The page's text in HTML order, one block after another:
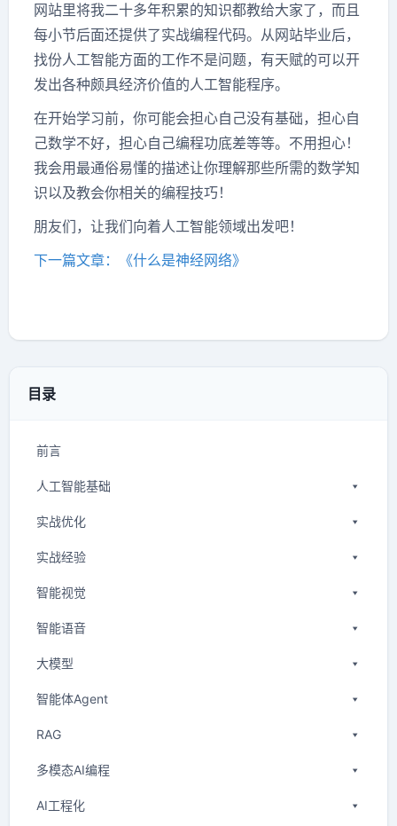
网站里将我二十多年积累的知识都教给大家了，而且
每小节后面还提供了实战编程代码。从网站毕业后，
找份人工智能方面的工作不是问题，有天赋的可以开
发出各种颇具经济价值的人工智能程序。
在开始学习前，你可能会担心自己没有基础，担心自
己数学不好，担心自己编程功底差等等。不用担心！
我会用最通俗易懂的描述让你理解那些所需的数学知
识以及教会你相关的编程技巧！
朋友们，让我们向着人工智能领域出发吧！
下一篇文章：《什么是神经网络》
目录
前言
人工智能基础
实战优化
实战经验
智能视觉
智能语音
大模型
智能体Agent
RAG
多模态AI编程
AI工程化